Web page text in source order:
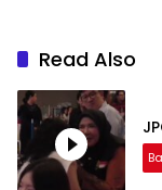
Read Also